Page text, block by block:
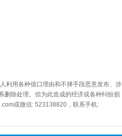
利用各种借口理由和不择手段恶意发布、涉
删除处理。但为此造成的经济或各种纠纷损
或微信: 523138820，联系手机: